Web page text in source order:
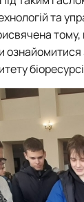
та
та
та